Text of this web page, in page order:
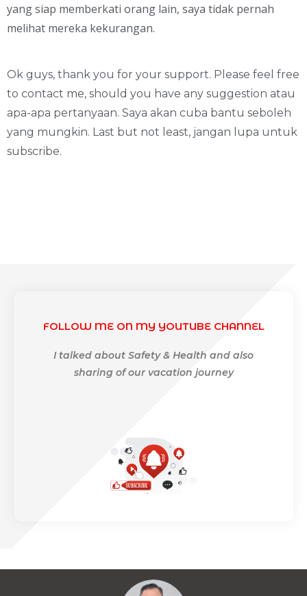
yang siap memberkati orang lain, saya tidak pernah
melihat mereka kekurangan.
Ok guys, thank you for your support. Please feel free
to contact me, should you have any suggestion atau
apa-apa pertanyaan. Saya akan cuba bantu seboleh
yang mungkin. Last but not least, jangan lupa untuk
subscribe.
FOLLOW ME ON MY YOUTUBE CHANNEL
I talked about Safety & Health and also
sharing of our vacation journey